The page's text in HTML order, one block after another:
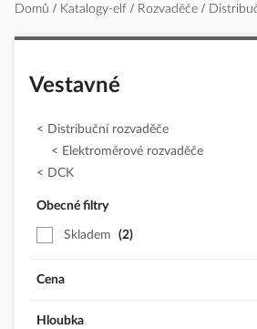
Domů Katalogy-elf Rozvaděče
Vestavné
Distribuční rozvaděče
Elektroměrové rozvaděče
DCK
Obecné filtry
Skladem 2
Cena
Hloubka